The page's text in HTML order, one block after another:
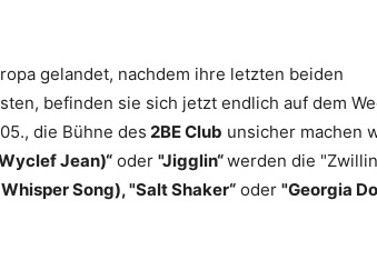
gelandet, nachdem ihre letzten beiden
befinden sie sich jetzt endlich auf dem
die Bühne des 2BE Club unsicher machen
Jean)“ oder "Jigglin“werden die
Song), "Salt Shaker“ oder "Georgia